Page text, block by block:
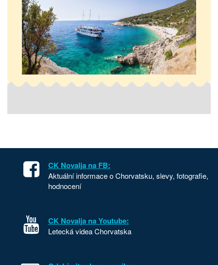
CK Novalja na FB:
Aktuální informace o Chorvatsku, slevy, fotografie,
hodnocení
CK Novalja na Youtube:
Letecká videa Chorvatska